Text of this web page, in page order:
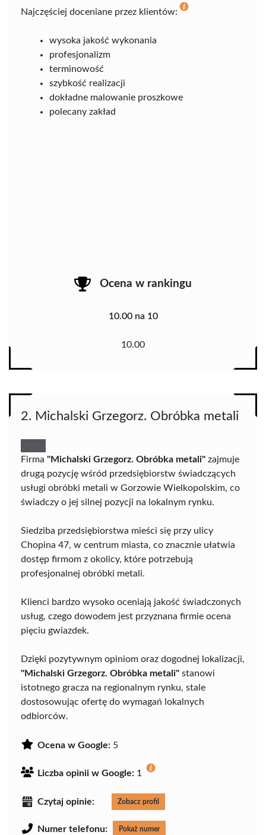
Najczęściej doceniane przez klientów:
wysoka jakość wykonania
profesjonalizm
terminowość
szybkość realizacji
dokładne malowanie proszkowe
polecany zakład
Ocena w rankingu
10.00 na 10
10.00
2. Michalski Grzegorz. Obróbka metali
Firma "Michalski Grzegorz. Obróbka metali" zajmuje
drugą pozycję wśród przedsiębiorstw świadczących
usługi obróbki metali w Gorzowie Wielkopolskim, co
świadczy o jej silnej pozycji na lokalnym rynku.
Siedziba przedsiębiorstwa mieści się przy ulicy
Chopina 47, w centrum miasta, co znacznie ułatwia
dostęp firmom z okolicy, które potrzebują
profesjonalnej obróbki metali.
Klienci bardzo wysoko oceniają jakość świadczonych
usług, czego dowodem jest przyznana firmie ocena
pięciu gwiazdek.
Dzięki pozytywnym opiniom oraz dogodnej lokalizacji,
"Michalski Grzegorz. Obróbka metali" stanowi
istotnego gracza na regionalnym rynku, stale
dostosowując ofertę do wymagań lokalnych
odbiorców.
Ocena w Google: 5
Liczba opinii w Google: 1
Czytaj opinie: Zobacz profil
Numer telefonu: Pokaż numer